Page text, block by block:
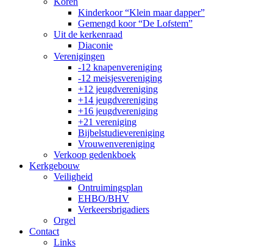
Kinderkoor “Klein maar dapper”
Gemengd koor “De Lofstem”
Uit de kerkenraad
Diaconie
Verenigingen
-12 knapenvereniging
-12 meisjesvereniging
+12 jeugdvereniging
+14 jeugdvereniging
+16 jeugdvereniging
+21 vereniging
Bijbelstudievereniging
Vrouwenvereniging
Verkoop gedenkboek
Kerkgebouw
Veiligheid
Ontruimingsplan
EHBO/BHV
Verkeersbrigadiers
Orgel
Contact
Links